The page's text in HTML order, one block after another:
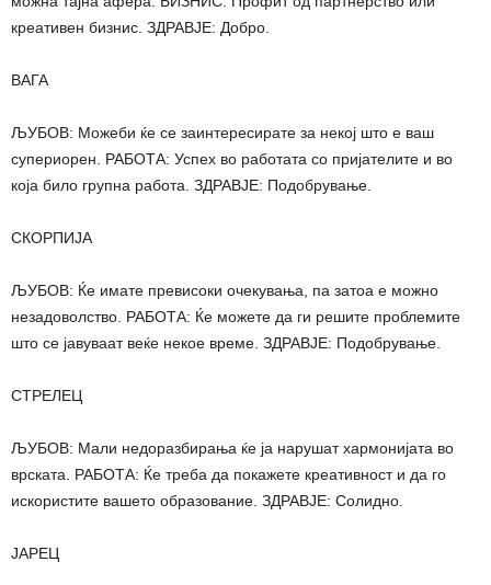
креативен бизнис. ЗДРАВЈЕ: Добро.
ВАГА
ЉУБОВ: Можеби ќе се заинтересирате за некој што е ваш
супериорен. РАБОТА: Успех во работата со пријателите и во
која било групна работа. ЗДРАВЈЕ: Подобрување.
СКОРПИЈА
ЉУБОВ: Ќе имате превисоки очекувања, па затоа е можно
незадоволство. РАБОТА: Ќе можете да ги решите проблемите
што се јавуваат веќе некое време. ЗДРАВЈЕ: Подобрување.
СТРЕЛЕЦ
ЉУБОВ: Мали недоразбирања ќе ја нарушат хармонијата во
врската. РАБОТА: Ќе треба да покажете креативност и да го
искористите вашето образование. ЗДРАВЈЕ: Солидно.
ЈАРЕЦ